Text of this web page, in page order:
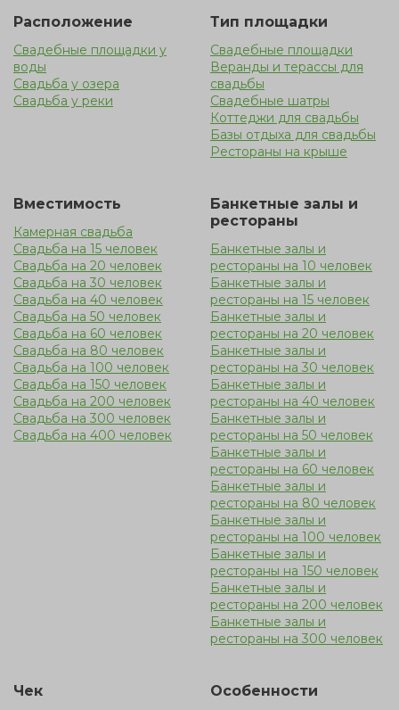
относительно недорогой вариант. Пышное торжество
дарит неограниченные возможности, в отличие от
закрытого помещения. Такая уединенная локация на
природе является прекрасным решением, но следует
помнить, что на открытой местности гостей может
застать дождь, поэтому лучше продумать вариант с
Расположение
Свадебные площадки у
воды
Свадьба у озера
Свадьба у реки
Тип площадки
Свадебные площадки
Веранды и терассы для
свадьбы
Свадебные шатры
Коттеджи для свадьбы
Базы отдыха для свадьбы
Рестораны на крыше
Вместимость
Камерная свадьба
Свадьба на 15 человек
Свадьба на 20 человек
Свадьба на 30 человек
Свадьба на 40 человек
Свадьба на 50 человек
Свадьба на 60 человек
Свадьба на 80 человек
Свадьба на 100 человек
Свадьба на 150 человек
Свадьба на 200 человек
Свадьба на 300 человек
Свадьба на 400 человек
Банкетные залы и
рестораны
Банкетные залы и
рестораны на 10 человек
Банкетные залы и
рестораны на 15 человек
Банкетные залы и
рестораны на 20 человек
Банкетные залы и
рестораны на 30 человек
Банкетные залы и
рестораны на 40 человек
Банкетные залы и
рестораны на 50 человек
Банкетные залы и
рестораны на 60 человек
Банкетные залы и
рестораны на 80 человек
Банкетные залы и
рестораны на 100 человек
Банкетные залы и
рестораны на 150 человек
Банкетные залы и
рестораны на 200 человек
Банкетные залы и
рестораны на 300 человек
Чек Особенности